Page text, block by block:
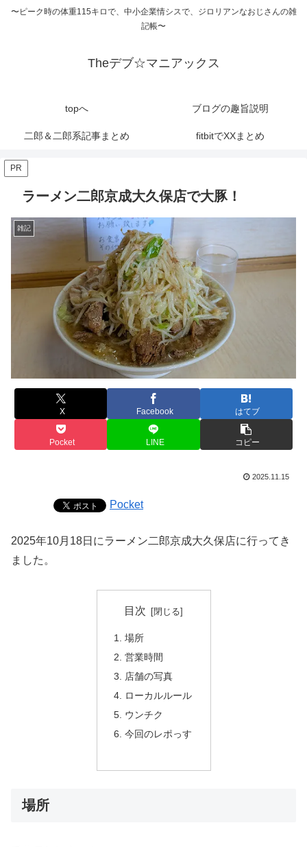
〜ピーク時の体重115キロで、中小企業情シスで、ジロリアンなおじさんの雑
記帳〜
Theデブ☆マニアックス
topへ ブログの趣旨説明
二郎＆二郎系記事まとめ fitbitでXXまとめ
PR
ラーメン二郎京成大久保店で大豚！
雑記
X Facebook はてブ
Pocket LINE コピー
2025.11.15
Pocket
2025年10月18日にラーメン二郎京成大久保店に行ってき
ました。
目次
場所
営業時間
店舗の写真
ローカルルール
ウンチク
今回のレポっす
場所